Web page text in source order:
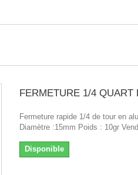
FERMETURE 1/4 QUART
Fermeture rapide 1/4 de tour en
Diamètre :15mm Poids : 10gr
Disponible